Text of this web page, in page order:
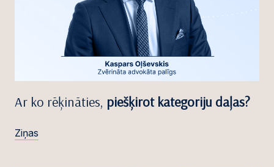
Ar ko rēķināties, piešķirot kategoriju daļas?
Ziņas